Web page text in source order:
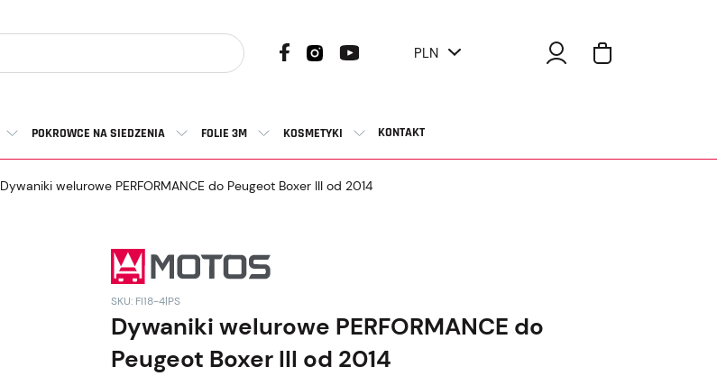
PLN
POKROWCE NA SIEDZENIA FOLIE 3M KOSMETYKI KONTAKT
Dywaniki welurowe PERFORMANCE do Peugeot Boxer III od 2014
SKU: FI18-4|PS
Dywaniki welurowe PERFORMANCE do
Peugeot Boxer III od 2014